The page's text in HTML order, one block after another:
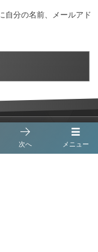
自分の名前、メールアド
メニュー
次へ